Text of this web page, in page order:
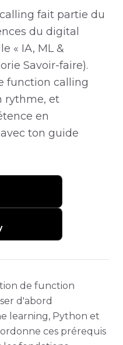
fait partie du
du digital
« IA, ML &
Savoir-faire).
function calling
rythme, et
en
ton guide
de function
d'abord
learning, Python et
ces prérequis